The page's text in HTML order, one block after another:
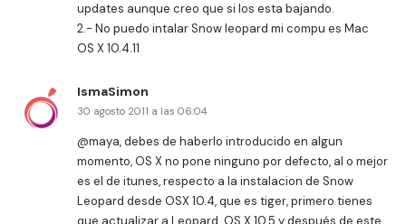
updates aunque creo que si los esta bajando.
2.- No puedo intalar Snow leopard mi compu es Mac
OS X 10.4.11
IsmaSimon
30 agosto 2011 a las 06:04
@maya, debes de haberlo introducido en algun
momento, OS X no pone ninguno por defecto, al o mejor
es el de itunes, respecto a la instalacion de Snow
Leopard desde OSX 10.4, que es tiger, primero tienes